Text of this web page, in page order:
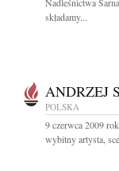
składamy...
ANDRZEJ
POLSKA
9 czerwca 2009
wybitny artysta,